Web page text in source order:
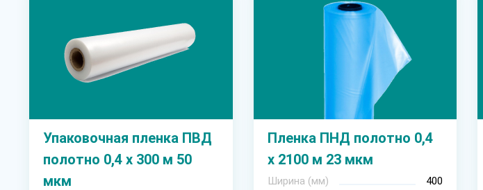
Упаковочная пленка ПВД
полотно 0,4 х 300 м 50
мкм
Пленка ПНД полотно 0,4
х 2100 м 23 мкм
Ширина (мм)
400